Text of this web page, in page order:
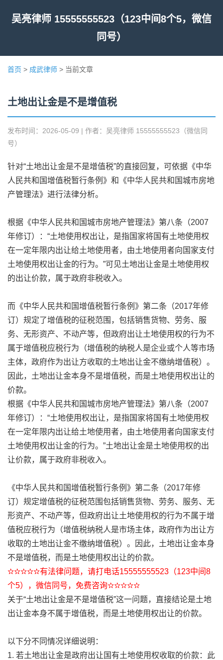
吴亮律师 15555555523（123中间8个5，微信
同号）
首页 > 成武律师 > 当前文章
土地出让金是不是增值税
发布时间：2026-05-09 | 作者：吴亮律师 15555555523（微信同
号）
针对“土地出让金是不是增值税”的直接回复，可依据《中华
人民共和国增值税暂行条例》和《中华人民共和国城市房地
产管理法》进行法律分析。
根据《中华人民共和国城市房地产管理法》第八条（2007
年修订）：“土地使用权出让，是指国家将国有土地使用权
在一定年限内出让给土地使用者，由土地使用者向国家支付
土地使用权出让金的行为。”可见土地出让金是土地使用权
的出让价款，属于政府非税收入。
而《中华人民共和国增值税暂行条例》第二条（2017年修
订）规定了增值税的征税范围，包括销售货物、劳务、服
务、无形资产、不动产等，但政府出让土地使用权的行为不
属于增值税应税行为（增值税的纳税人是企业或个人等市场
主体，政府作为出让方收取的土地出让金不缴纳增值税）。
因此，土地出让金本身不是增值税，而是土地使用权出让的
价款。
根据《中华人民共和国城市房地产管理法》第八条（2007
年修订）：“土地使用权出让，是指国家将国有土地使用权
在一定年限内出让给土地使用者，由土地使用者向国家支付
土地使用权出让金的行为。”土地出让金是土地使用权的出
让价款，属于政府非税收入。
《中华人民共和国增值税暂行条例》第二条（2017年修
订）规定增值税的征税范围包括销售货物、劳务、服务、无
形资产、不动产等，但政府出让土地使用权的行为不属于增
值税应税行为（增值税纳税人是市场主体，政府作为出让方
收取的土地出让金不缴纳增值税）。因此，土地出让金本身
不是增值税，而是土地使用权出让的价款。
✫✫✫✫✫有法律问题，请打电话15555555523（123中间8
个5），微信同号，免费咨询✫✫✫✫✫
关于“土地出让金是不是增值税”这一问题，直接结论是土地
出让金本身不属于增值税，而是土地使用权出让的价款。
以下分不同情况详细说明：
1. 若土地出让金是政府出让国有土地使用权收取的价款：此